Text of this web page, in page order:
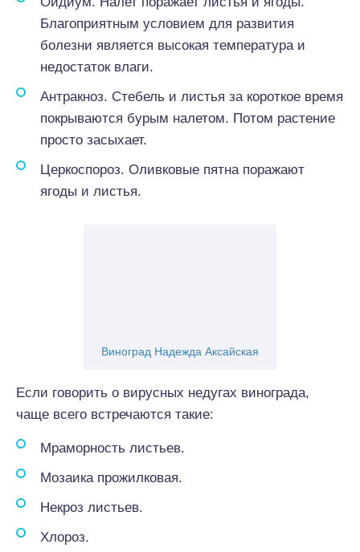
Благоприятным условием для развития
болезни является высокая температура и
недостаток влаги.
Антракноз. Стебель и листья за короткое время
покрываются бурым налетом. Потом растение
просто засыхает.
Церкоспороз. Оливковые пятна поражают
ягоды и листья.
Виноград Надежда Аксайская
Если говорить о вирусных недугах винограда,
чаще всего встречаются такие:
Мраморность листьев.
Мозаика прожилковая.
Некроз листьев.
Хлороз.